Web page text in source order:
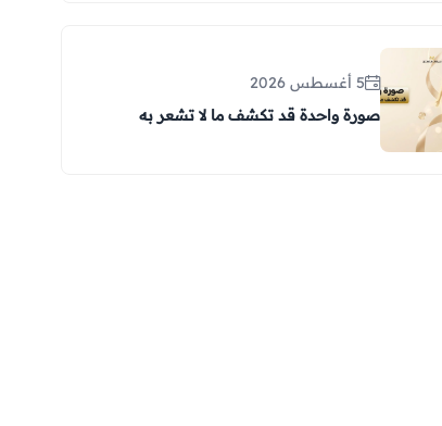
5 أغسطس 2026
صورة واحدة قد تكشف ما لا تشعر به